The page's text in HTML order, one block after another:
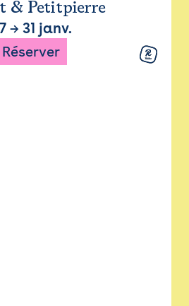
& Petitpierre
→ 31 janv.
Réserver